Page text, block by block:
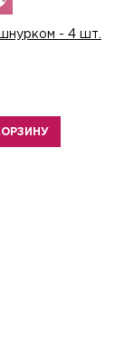
- 4 шт.